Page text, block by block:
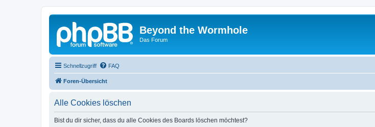
Beyond the Wormhole
Das Forum
Schnellzugriff FAQ
Foren-Übersicht
Alle Cookies löschen
Bist du dir sicher, dass du alle Cookies des Boards löschen möchtest?